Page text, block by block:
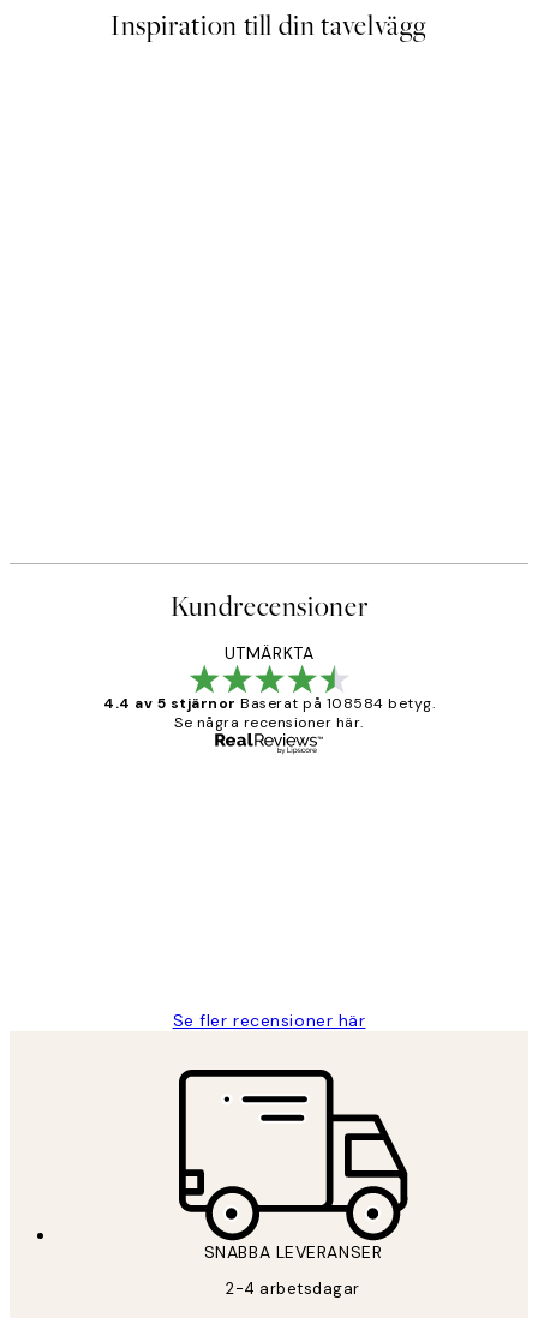
Inspiration till din tavelvägg
Kundrecensioner
UTMÄRKTA
4.4 av 5 stjärnor Baserat på 108584 betyg.
Se några recensioner här.
Se fler recensioner här
SNABBA LEVERANSER
2-4 arbetsdagar